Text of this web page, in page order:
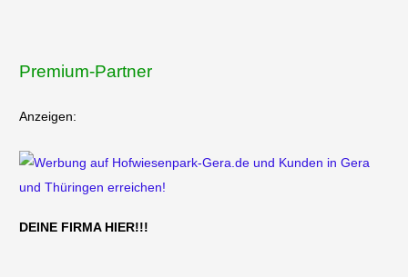
Premium-Partner
Anzeigen:
DEINE FIRMA HIER!!!